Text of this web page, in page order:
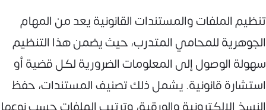
تنظيم الملفات والمستندات القانونية يعد من المهام
الجوهرية للمحامي المتدرب، حيث يضمن هذا التنظيم
سهولة الوصول إلى المعلومات الضرورية لكل قضية أو
استشارة قانونية. يشمل ذلك تصنيف المستندات، حفظ